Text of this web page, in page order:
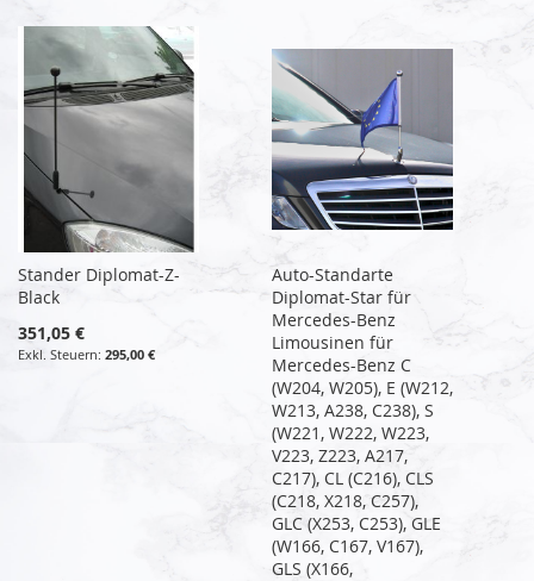
Stander Diplomat-Z-
Black
351,05 €
295,00 €
Auto-Standarte
Diplomat-Star für
Mercedes-Benz
Limousinen für
Mercedes-Benz C
(W204, W205), E (W212,
W213, A238, C238), S
(W221, W222, W223,
V223, Z223, A217,
C217), CL (C216), CLS
(C218, X218, C257),
GLC (X253, C253), GLE
(W166, C167, V167),
GLS (X166,